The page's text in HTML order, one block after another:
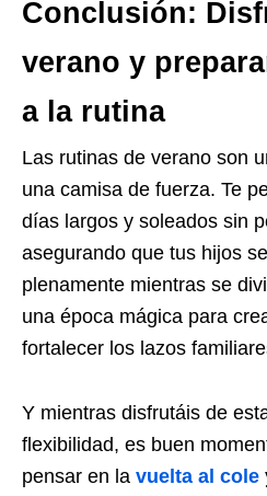
Conclusión:
verano y
a la rutina
Las rutinas de verano son
una camisa de fuerza. Te
días largos y soleados sin
asegurando que tus hijos
plenamente mientras se
una época mágica para
fortalecer los lazos
Y mientras disfrutáis de
flexibilidad, es buen
pensar en la vuelta al cole